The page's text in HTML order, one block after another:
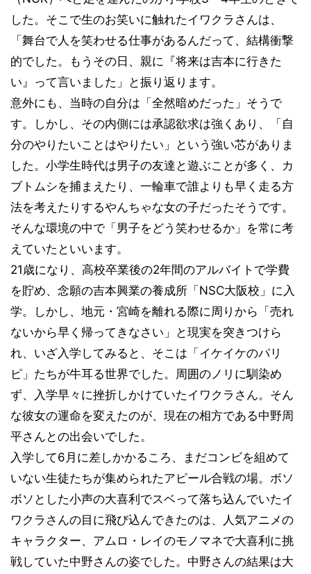
した。そこで生のお笑いに触れたイワクラさんは、
「舞台で人を笑わせる仕事があるんだって、結構衝撃
的でした。もうその日、親に『将来は吉本に行きた
い』って言いました」と振り返ります。
意外にも、当時の自分は「全然暗めだった」そうで
す。しかし、その内側には承認欲求は強くあり、「自
分のやりたいことはやりたい」という強い芯がありま
した。小学生時代は男子の友達と遊ぶことが多く、カ
ブトムシを捕まえたり、一輪車で誰よりも早く走る方
法を考えたりするやんちゃな女の子だったそうです。
そんな環境の中で「男子をどう笑わせるか」を常に考
えていたといいます。
21歳になり、高校卒業後の2年間のアルバイトで学費
を貯め、念願の吉本興業の養成所「NSC大阪校」に入
学。しかし、地元・宮崎を離れる際に周りから「売れ
ないから早く帰ってきなさい」と現実を突きつけら
れ、いざ入学してみると、そこは「イケイケのパリ
ピ」たちが牛耳る世界でした。周囲のノリに馴染め
ず、入学早々に挫折しかけていたイワクラさん。そん
な彼女の運命を変えたのが、現在の相方である中野周
平さんとの出会いでした。
入学して6月に差しかかるころ、まだコンビを組めて
いない生徒たちが集められたアピール合戦の場。ボソ
ボソとした小声の大喜利でスベって落ち込んでいたイ
ワクラさんの目に飛び込んできたのは、人気アニメの
キャラクター、アムロ・レイのモノマネで大喜利に挑
戦していた中野さんの姿でした。中野さんの結果は大